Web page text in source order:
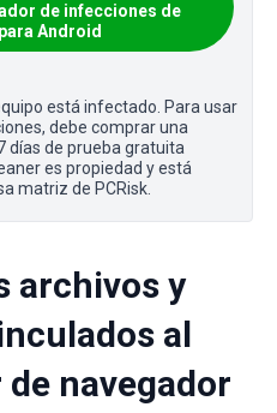
de infecciones de
Android
está infectado. Para usar
debe comprar una
días de prueba gratuita
es propiedad y está
matriz de PCRisk.
archivos y
al
navegador